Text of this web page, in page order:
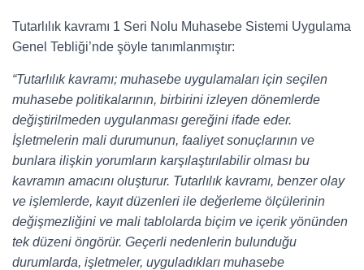
Tutarlılık kavramı 1 Seri Nolu Muhasebe Sistemi Uygulama
Genel Tebliği’nde şöyle tanımlanmıştır:
“Tutarlılık kavramı; muhasebe uygulamaları için seçilen
muhasebe politikalarının, birbirini izleyen dönemlerde
değiştirilmeden uygulanması gereğini ifade eder.
İşletmelerin mali durumunun, faaliyet sonuçlarının ve
bunlara ilişkin yorumların karşılaştırılabilir olması bu
kavramın amacını oluşturur. Tutarlılık kavramı, benzer olay
ve işlemlerde, kayıt düzenleri ile değerleme ölçülerinin
değişmezliğini ve mali tablolarda biçim ve içerik yönünden
tek düzeni öngörür. Geçerli nedenlerin bulunduğu
durumlarda, işletmeler, uyguladıkları muhasebe